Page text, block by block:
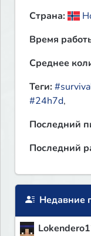
Страна:
Время
Среднее
Теги:
#24h7d,
Последний
Последний
Недавние